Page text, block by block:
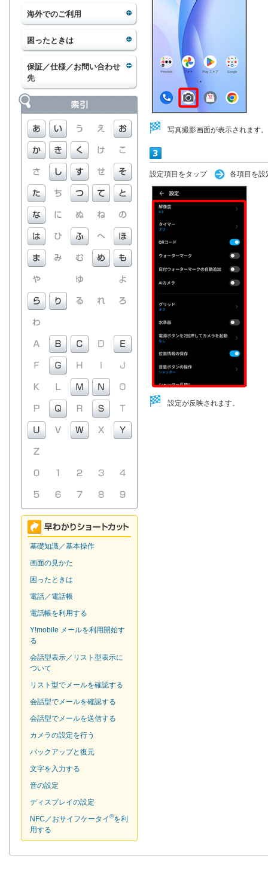
海外でのご利用
困ったときは
保証／仕様／お問い合わせ
先
基礎知識／基本操作
画面の見かた
困ったときは
電話／電話帳
電話帳を利用する
Y!mobile メールを利用開始す
る
会話型表示／リスト型表示に
ついて
リスト型でメールを確認する
会話型でメールを確認する
会話型でメールを送信する
カメラの設定を行う
バックアップと復元
文字を入力する
音の設定
ディスプレイの設定
NFC／おサイフケータイ®を利
用する
写真撮影画面が表示されます。
設定項目をタップ 各項目を設
設定が反映されます。